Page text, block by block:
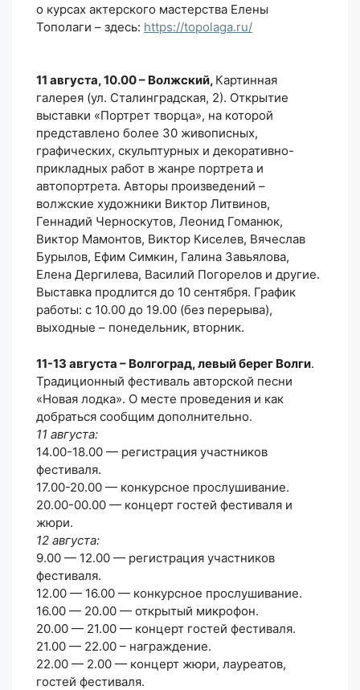
о курсах актерского мастерства Елены
Тополаги – здесь: https://topolaga.ru/
11 августа, 10.00 – Волжский, Картинная
галерея (ул. Сталинградская, 2). Открытие
выставки «Портрет творца», на которой
представлено более 30 живописных,
графических, скульптурных и декоративно-
прикладных работ в жанре портрета и
автопортрета. Авторы произведений –
волжские художники Виктор Литвинов,
Геннадий Черноскутов, Леонид Гоманюк,
Виктор Мамонтов, Виктор Киселев, Вячеслав
Бурылов, Ефим Симкин, Галина Завьялова,
Елена Дергилева, Василий Погорелов и другие.
Выставка продлится до 10 сентября. График
работы: с 10.00 до 19.00 (без перерыва),
выходные – понедельник, вторник.
11-13 августа – Волгоград, левый берег Волги.
Традиционный фестиваль авторской песни
«Новая лодка». О месте проведения и как
добраться сообщим дополнительно.
11 августа:
14.00-18.00 — регистрация участников
фестиваля.
17.00-20.00 — конкурсное прослушивание.
20.00-00.00 — концерт гостей фестиваля и
жюри.
12 августа:
9.00 — 12.00 — регистрация участников
фестиваля.
12.00 — 16.00 — конкурсное прослушивание.
16.00 — 20.00 — открытый микрофон.
20.00 — 21.00 — концерт гостей фестиваля.
21.00 — 22.00 – награждение.
22.00 — 2.00 — концерт жюри, лауреатов,
гостей фестиваля.